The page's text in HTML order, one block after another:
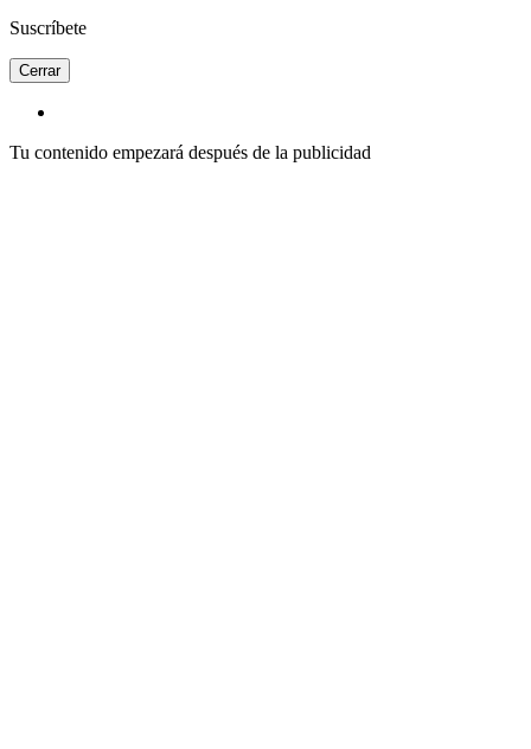
Suscríbete
Cerrar
Tu contenido empezará después de la publicidad